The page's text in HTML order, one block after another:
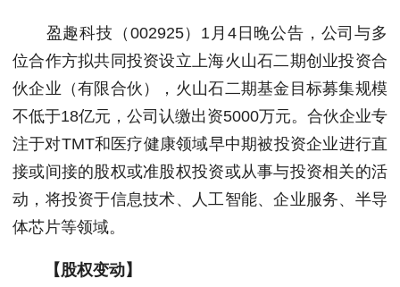
盈趣科技（002925）1月4日晚公告，公司与多
位合作方拟共同投资设立上海火山石二期创业投资合
伙企业（有限合伙），火山石二期基金目标募集规模
不低于18亿元，公司认缴出资5000万元。合伙企业专
注于对TMT和医疗健康领域早中期被投资企业进行直
接或间接的股权或准股权投资或从事与投资相关的活
动，将投资于信息技术、人工智能、企业服务、半导
体芯片等领域。
【股权变动】